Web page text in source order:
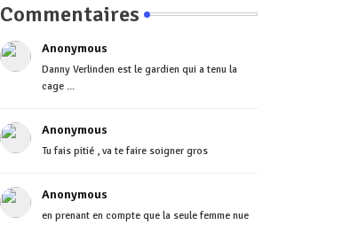
Commentaires
Anonymous
Danny Verlinden est le gardien qui a tenu la
cage ...
Anonymous
Tu fais pitié , va te faire soigner gros
Anonymous
en prenant en compte que la seule femme nue